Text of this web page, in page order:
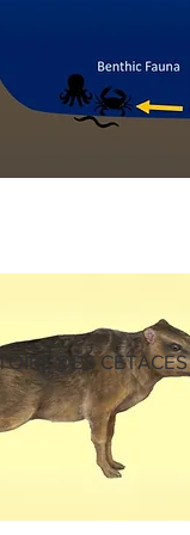
DES CETACES